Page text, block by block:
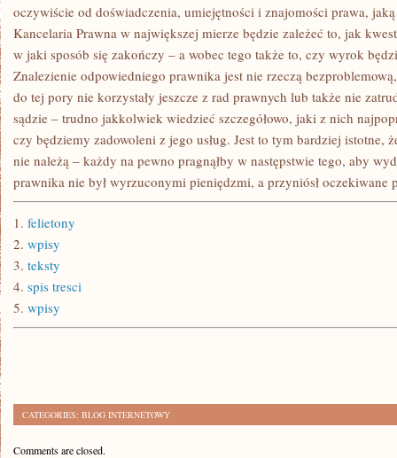
oczywiście od doświadczenia, umiejętności i znajomości prawa,
Kancelaria Prawna w największej mierze będzie zależeć to, jak
w jaki sposób się zakończy – a wobec tego także to, czy wyrok
Znalezienie odpowiedniego prawnika jest nie rzeczą
do tej pory nie korzystały jeszcze z rad prawnych lub także nie
sądzie – trudno jakkolwiek wiedzieć szczegółowo, jaki z nich
czy będziemy zadowoleni z jego usług. Jest to tym bardziej istotne,
nie należą – każdy na pewno pragnąłby w następstwie tego, aby
prawnika nie był wyrzuconymi pieniędzmi, a przyniósł oczekiwane
1. felietony
2. wpisy
3. teksty
4. spis tresci
5. wpisy
CATEGORIES: BLOG INTERNETOWY
Comments are closed.